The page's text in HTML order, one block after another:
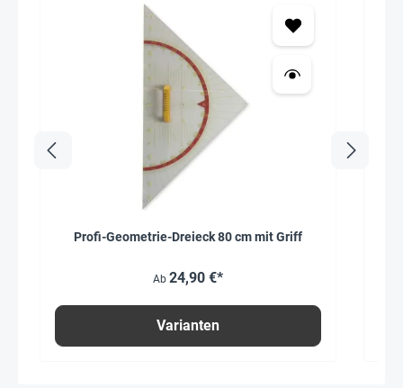
Profi-Geometrie-Dreieck 80 cm mit Griff
Ab 24,90 €*
Varianten